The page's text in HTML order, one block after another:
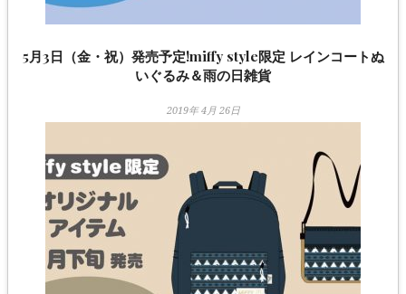
5月3日（金・祝）発売予定!miffy style限定 レインコートぬ
いぐるみ＆雨の日雑貨
2019年 4月 26日